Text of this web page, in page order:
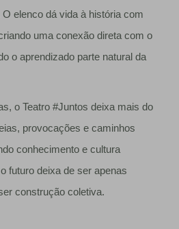
elenco dá vida à história com
uma conexão direta com o
o aprendizado parte natural da
o Teatro #Juntos deixa mais do
provocações e caminhos
conhecimento e cultura
futuro deixa de ser apenas
construção coletiva.